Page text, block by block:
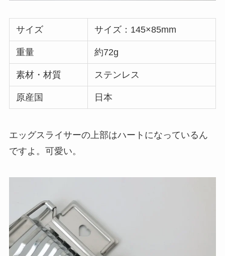
サイズ サイズ：145×85mm
重量 約72g
素材・材質 ステンレス
原産国 日本
エッグスライサーの上部はハートになっているん
ですよ。可愛い。